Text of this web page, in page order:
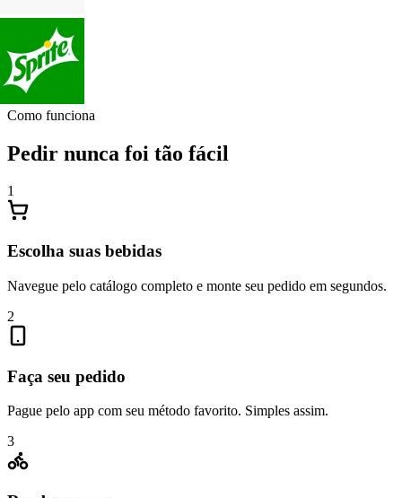
Como funciona
Pedir nunca foi tão fácil
1
Escolha suas bebidas
Navegue pelo catálogo completo e monte seu pedido em segundos.
2
Faça seu pedido
Pague pelo app com seu método favorito. Simples assim.
3